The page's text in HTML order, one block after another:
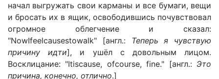
начал выгружать свои карманы и все бумаги, вещи
и бросать их в ящик, освободившись почувствовал
огромное облегчение и сказал:
"NowIfeelcausestowalk" [англ.: Теперь я чувствую
причину идти], и ушёл с довольным лицом.
Восклицание: "Itiscause, ofcourse, fine." [англ.: Это
причина, конечно, отлично.]